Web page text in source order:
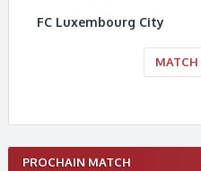
FC Luxembourg City
MATCH
PROCHAIN MATCH